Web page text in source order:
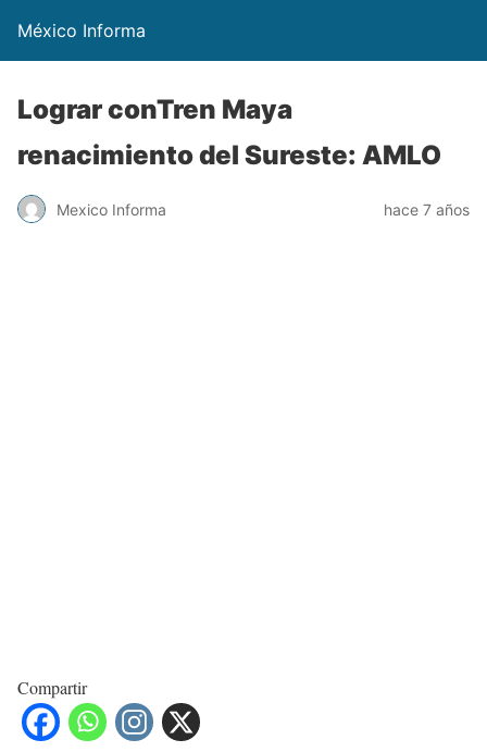
México Informa
Lograr conTren Maya
renacimiento del Sureste: AMLO
Mexico Informa hace 7 años
Compartir